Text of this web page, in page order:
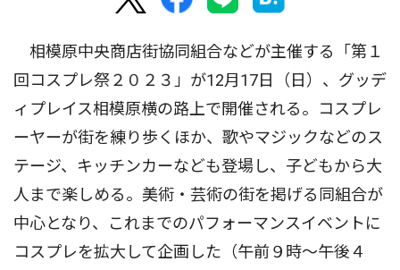
相模原中央商店街協同組合などが主催する「第１
回コスプレ祭２０２３」が12月17日（日）、グッデ
ィプレイス相模原横の路上で開催される。コスプレ
ーヤーが街を練り歩くほか、歌やマジックなどのス
テージ、キッチンカーなども登場し、子どもから大
人まで楽しめる。美術・芸術の街を掲げる同組合が
中心となり、これまでのパフォーマンスイベントに
コスプレを拡大して企画した（午前９時〜午後４